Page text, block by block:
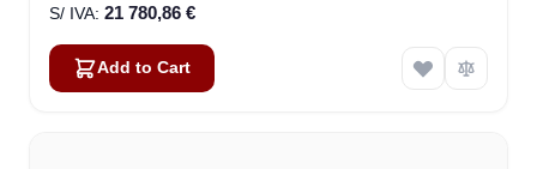
21 780,86 €
Add to Cart